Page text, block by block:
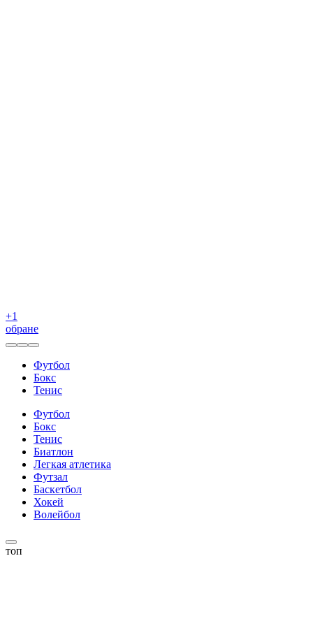
+1
обране
Футбол
Бокс
Тенис
Футбол
Бокс
Тенис
Биатлон
Легкая атлетика
Футзал
Баскетбол
Хокей
Волейбол
топ